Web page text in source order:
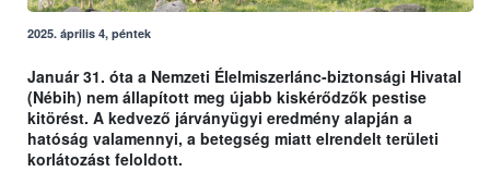
2025. április 4, péntek
Január 31. óta a Nemzeti Élelmiszerlánc-biztonsági Hivatal
(Nébih) nem állapított meg újabb kiskérődzők pestise
kitörést. A kedvező járványügyi eredmény alapján a
hatóság valamennyi, a betegség miatt elrendelt területi
korlátozást feloldott.